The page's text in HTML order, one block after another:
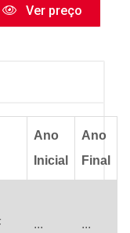
Ver preço
Ano
Inicial
Ano
Final
... ...